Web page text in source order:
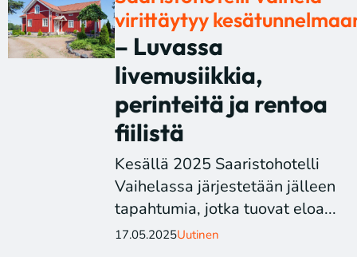
virittäytyy
– Luvassa
livemusiikkia,
perinteitä ja rentoa
fiilistä
Kesällä 2025 Saaristohotelli
Vaihelassa järjestetään jälleen
tapahtumia, jotka tuovat eloa...
17.05.2025Uutinen